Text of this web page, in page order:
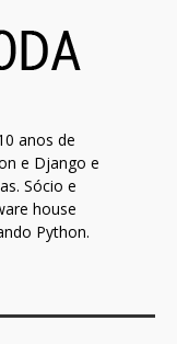
anos de
e Django e
Sócio e
house
Python.